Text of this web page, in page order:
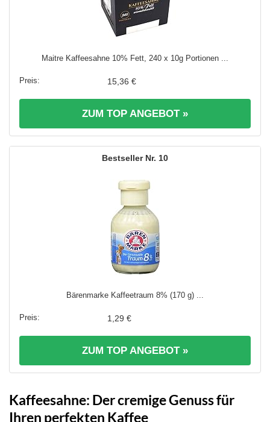
Maitre Kaffeesahne 10% Fett, 240 x 10g Portionen ...
15,36 €
ZUM TOP ANGEBOT »
10
Bärenmarke Kaffeetraum 8% (170 g) ...
1,29 €
ZUM TOP ANGEBOT »
Kaffeesahne: Der cremige Genuss für
Ihren perfekten Kaffee